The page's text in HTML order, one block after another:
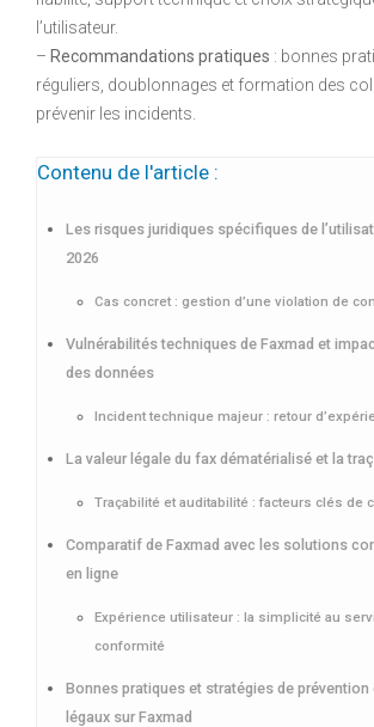
l’utilisateur.
– Recommandations pratiques : bonnes
réguliers, doublonnages et formation des
prévenir les incidents.
Contenu de l'article :
Les risques juridiques spécifiques de
2026
Cas concret : gestion d’une violation de
Vulnérabilités techniques de Faxmad et
des données
Incident technique majeur : retour
La valeur légale du fax dématérialisé et la
Traçabilité et auditabilité : facteurs clés de
Comparatif de Faxmad avec les solutions
en ligne
Expérience utilisateur : la simplicité au
conformité
Bonnes pratiques et stratégies de prévention
légaux sur Faxmad